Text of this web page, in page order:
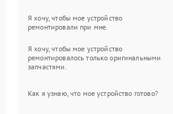
Я хочу, чтобы мое устройство
ремонтировали при мне.
Я хочу, чтобы мое устройство
ремонтировалось только оригинальными
запчастями.
Как я узнаю, что мое устройство готово?